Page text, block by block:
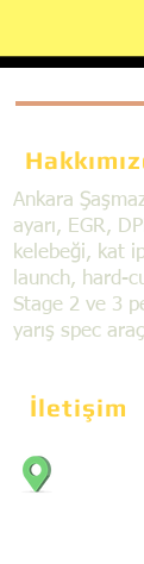
Ankara
ayarı, EGR,
kelebeği, kat
launch, hard-
Stage 2 ve 3
yarış spec
İletişim